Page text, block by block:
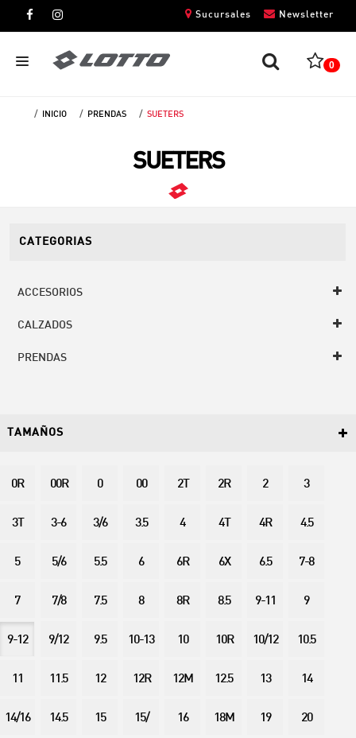
Newsletter
Sucursales
0
INICIO PRENDAS SUETERS
SUETERS
CATEGORIAS
ACCESORIOS
CALZADOS
PRENDAS
TAMAÑOS
0R 00R 0 00 2T 2R 2 3
3T 3-6 3/6 3.5 4 4T 4R 4.5
5 5/6 5.5 6 6R 6X 6.5 7-8
7 7/8 7.5 8 8R 8.5 9-11 9
9-12 9/12 9.5 10-13 10 10R 10/12 10.5
11 11.5 12 12R 12M 12.5 13 14
14/16 14.5 15 15/ 16 18M 19 20